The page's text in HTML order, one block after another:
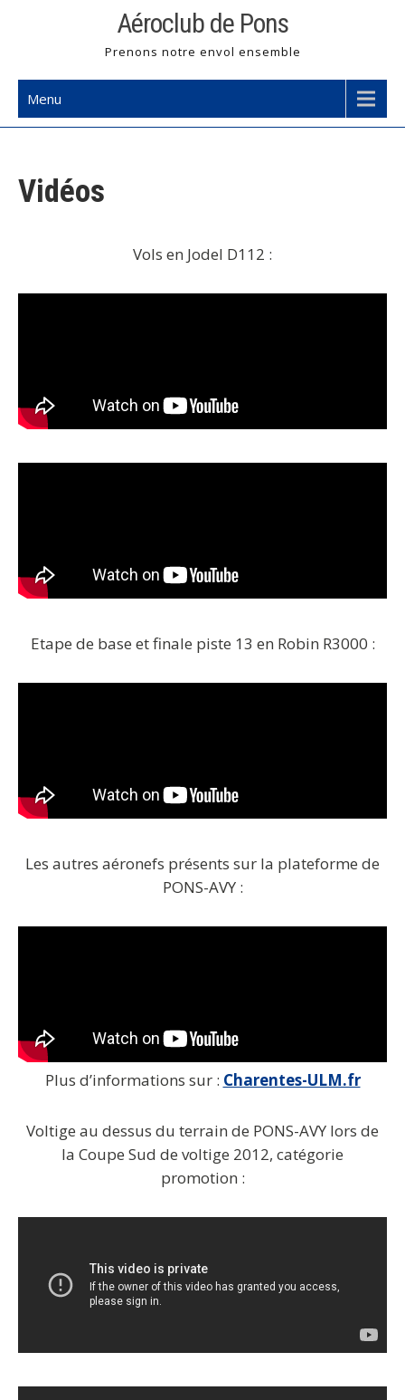
Aéroclub de Pons
Prenons notre envol ensemble
Menu
Vidéos
Vols en Jodel D112 :
Etape de base et finale piste 13 en Robin R3000 :
Les autres aéronefs présents sur la plateforme de
PONS-AVY :
Plus d’informations sur : Charentes-ULM.fr
Voltige au dessus du terrain de PONS-AVY lors de
la Coupe Sud de voltige 2012, catégorie
promotion :